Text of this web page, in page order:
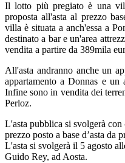
Il lotto più pregiato è una
proposta all'asta al prezzo
villa è situata a anch'essa a
destinato a bar e un'area
vendita a partire da 389mila
All'asta andranno anche un
appartamento a Donnas e
Infine sono in vendita dei
Perloz.
L'asta pubblica si svolgerà
prezzo posto a base d’asta da
L'asta si svolgerà il 5 agosto
Guido Rey, ad Aosta.